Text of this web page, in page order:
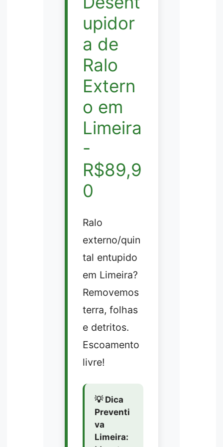
upidor
a de
Ralo
Extern
o em
Limeira
-
R$89,9
0
Ralo
externo/quin
tal entupido
em Limeira?
Removemos
terra, folhas
e detritos.
Escoamento
livre!
💡 Dica
Preventi
va
Limeira: